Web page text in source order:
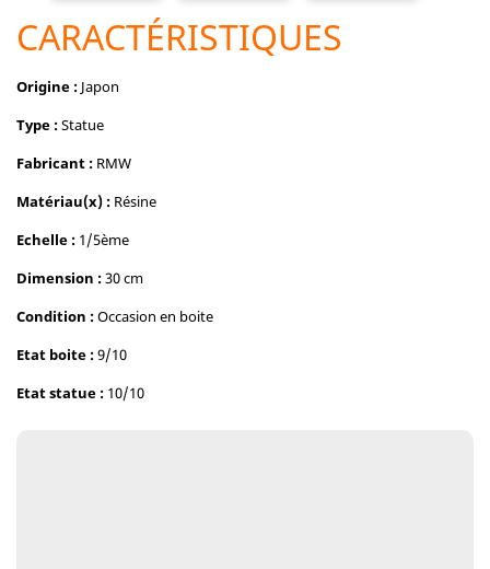
CARACTÉRISTIQUES
Origine : Japon
Type :Statue
Fabricant : RMW
Matériau(x) : Résine
Echelle : 1/5ème
Dimension :30 cm
Condition :Occasion en boite
Etat boite :9/10
Etat statue : 10/10